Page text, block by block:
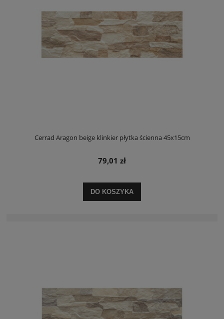
Cerrad Aragon beige klinkier płytka ścienna 45x15cm
79,01 zł
DO KOSZYKA